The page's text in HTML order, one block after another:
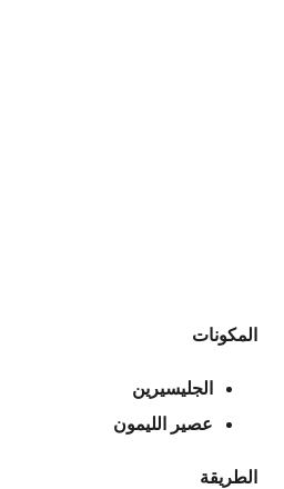
المكونات
الجليسيرين
عصير الليمون
الطريقة